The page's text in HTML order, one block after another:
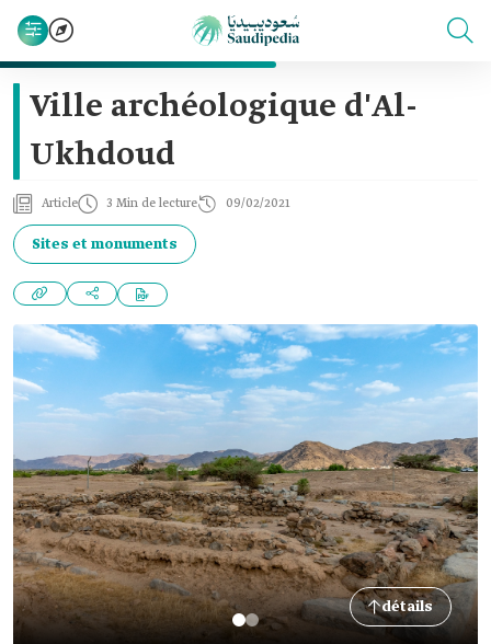
Ville archéologique d'Al-
Ukhdoud
Article 3 Min de lecture 09/02/2021
Sites et monuments
détails